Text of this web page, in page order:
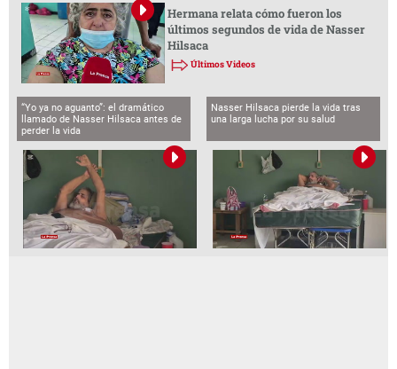
Hermana relata cómo fueron los
últimos segundos de vida de Nasser
Hilsaca
Últimos Videos
“Yo ya no aguanto”: el dramático
llamado de Nasser Hilsaca antes de
perder la vida
Nasser Hilsaca pierde la vida tras
una larga lucha por su salud